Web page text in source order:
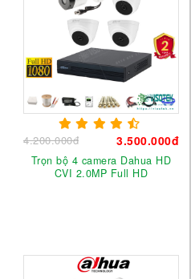
4.200.000đ 3.500.000đ
Trọn bộ 4 camera Dahua HD
CVI 2.0MP Full HD